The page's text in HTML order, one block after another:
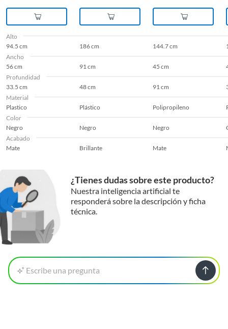
Alto
94.5 cm
186 cm 144.7 cm
Ancho
56 cm
91 cm 45 cm
Profundidad
33.5 cm
48 cm 91 cm
Material
Plastico
Plástico Polipropileno
Color
Negro
Negro Negro
Acabado
Mate
Brillante Mate
¿Tienes dudas sobre este producto?
Nuestra inteligencia artificial te
responderá sobre la descripción y ficha
técnica.
Escribe una pregunta